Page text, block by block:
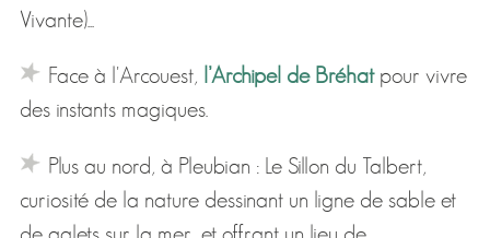
Vivante)...
Face à l'Arcouest, l’Archipel de Bréhatpour vivre
des instants magiques.
Plus au nord, à Pleubian : Le Sillon du Talbert,
curiosité de la nature dessinant un ligne de sable et